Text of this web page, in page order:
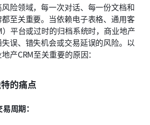
险领域，每一次对话、每一份文档和
至关重要。当依赖电子表格、通用客
）平台或过时的归档系统时，商业地产
误、错失机会或交易延误的风险。以
产CRM至关重要的原因：
的痛点
周期：